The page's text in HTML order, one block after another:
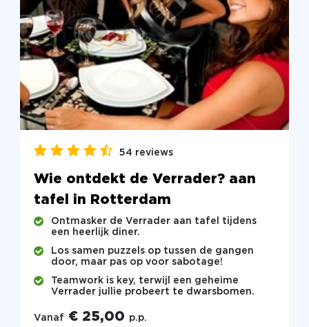
54 reviews
Wie ontdekt de Verrader? aan
tafel in Rotterdam
Ontmasker de Verrader aan tafel tijdens
een heerlijk diner.
Los samen puzzels op tussen de gangen
door, maar pas op voor sabotage!
Teamwork is key, terwijl een geheime
Verrader jullie probeert te dwarsbomen.
Vanaf € 25,00 p.p.